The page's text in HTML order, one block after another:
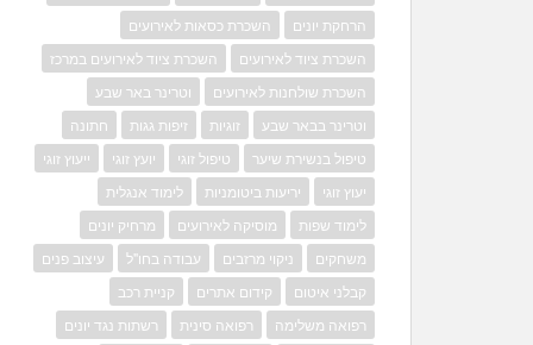
הרחקת יונים
השכרת כסאות לאירועים
השכרת ציוד לאירועים
השכרת ציוד לאירועים במרכז
השכרת שולחנות לאירועים
וטרינר באר שבע
וטרינר בבאר שבע
זוגיות זיפות גגות
חתונה
טיפול בנשירת שיער
טיפול זוגי יועץ זוגי
ייעוץ זוגי
יעוץ זוגי
יריעות ביטומניות
לימוד אנגלית
לימוד שפות
מוסיקה לאירועים
מרחיק יונים
משחקים
ניקוי מרזבים עבודה בחו"ל
עיצוב פנים
קבלני איטום
קידום אתרים
קניית רכב
רפואה משלימה
רפואה סינית
רשתות נגד יונים